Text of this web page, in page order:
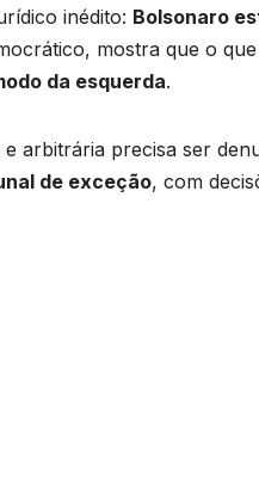
inédito: Bolsonaro
mostra que o
da esquerda.
e arbitrária precisa ser
de exceção, com